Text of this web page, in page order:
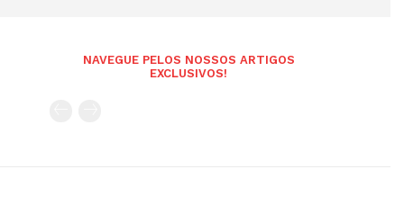
NAVEGUE PELOS NOSSOS ARTIGOS
EXCLUSIVOS!